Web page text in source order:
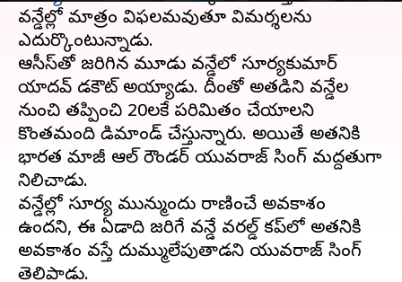
వన్డేల్లో మాత్రం విఫలమవుతూ విమర్శలను
ఎదుర్కొంటున్నాడు.
ఆసీస్‌తో జరిగిన మూడు వన్డేలో సూర్యకుమార్
యాదవ్ డకౌట్ అయ్యాడు. దీంతో అతడిని వన్డేల
నుంచి తప్పించి టీ20లకే పరిమితం చేయాలని
కొంతమంది డిమాండ్ చేస్తున్నారు. అయితే అతనికి
భారత మాజీ ఆల్ రౌండర్ యువరాజ్ సింగ్ మద్దతుగా
నిలిచాడు.
వన్డేల్లో సూర్య మున్ముందు రాణించే అవకాశం
ఉందని, ఈ ఏడాది జరిగే వన్డే వరల్డ్ కప్‌లో అతనికి
అవకాశం వస్తే దుమ్ములేపుతాడని యువరాజ్ సింగ్